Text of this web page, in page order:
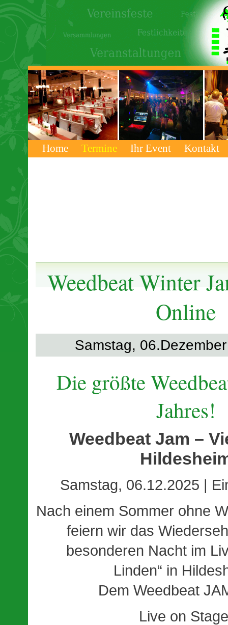
Home Termine Ihr Event Kontakt
Weedbeat Winter
Online
Samstag,
Die größte
Jahres!
Weedbeat Jam –
Samstag, 06.12.2025 |
Nach einem Sommer ohne
feiern wir das
besonderen Nacht im
Linden“ in
Dem Weedbeat
Live on